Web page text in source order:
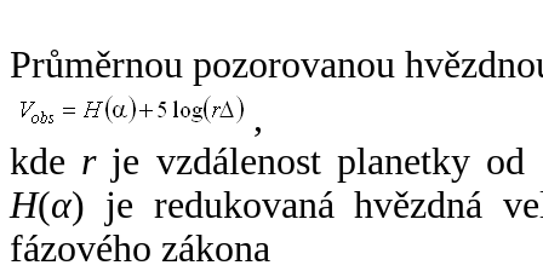
Průměrnou pozorovanou
,
kde rje vzdálenost planetky od
H(α) je redukovaná hvězdná
fázového zákona